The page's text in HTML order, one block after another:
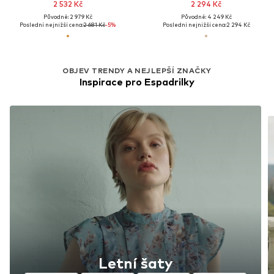
2 532 Kč
Původně: 2 979 Kč
Poslední nejnižší cena:2 681 Kč-5%
OBJEV TRENDY A NEJLEPŠÍ ZNAČKY
Inspirace pro Espadrilky
Letní šaty
2 294 Kč
Původně: 4 249 Kč
Poslední nejnižší cena:2 294 Kč